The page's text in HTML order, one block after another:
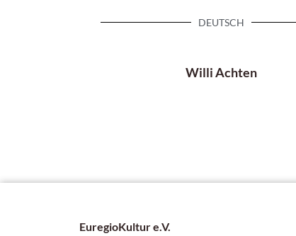
DEUTSCH
Willi Achten
EuregioKultur e.V.